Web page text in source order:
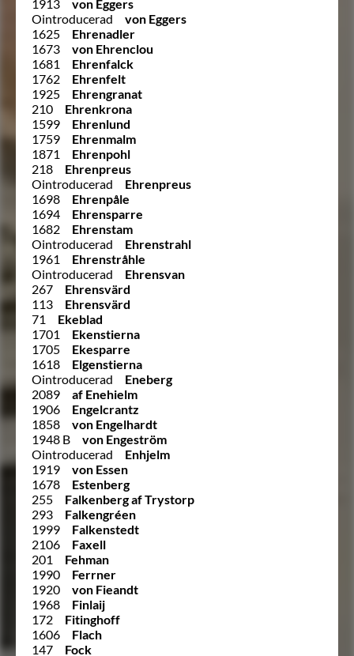
1913
von Eggers
Ointroducerad
von Eggers
1625
Ehrenadler
1673
von Ehrenclou
1681
Ehrenfalck
1762
Ehrenfelt
1925
Ehrengranat
210
Ehrenkrona
1599
Ehrenlund
1759
Ehrenmalm
1871
Ehrenpohl
218
Ehrenpreus
Ointroducerad
Ehrenpreus
1698
Ehrenpåle
1694
Ehrensparre
1682
Ehrenstam
Ointroducerad
Ehrenstrahl
1961
Ehrenstråhle
Ointroducerad
Ehrensvan
267
Ehrensvärd
113
Ehrensvärd
71
Ekeblad
1701
Ekenstierna
1705
Ekesparre
1618
Elgenstierna
Ointroducerad
Eneberg
2089
af Enehielm
1906
Engelcrantz
1858
von Engelhardt
1948 B
von Engeström
Ointroducerad
Enhjelm
1919
von Essen
1678
Estenberg
255
Falkenberg af Trystorp
293
Falkengréen
1999
Falkenstedt
2106
Faxell
201
Fehman
1990
Ferrner
1920
von Fieandt
1968
Finlaij
172
Fitinghoff
1606
Flach
147
Fock